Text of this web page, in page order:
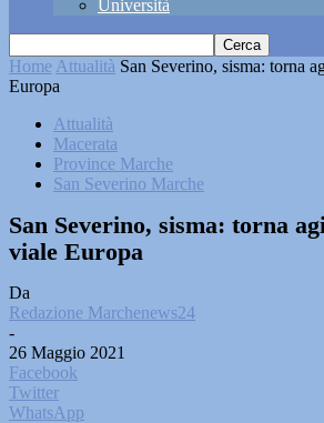
Università
Home Attualità San Severino, sisma: torna
Europa
Attualità
Macerata
Province Marche
San Severino Marche
San Severino, sisma: torna
viale Europa
Da
Redazione Marchenews24
-
26 Maggio 2021
Facebook
Twitter
WhatsApp